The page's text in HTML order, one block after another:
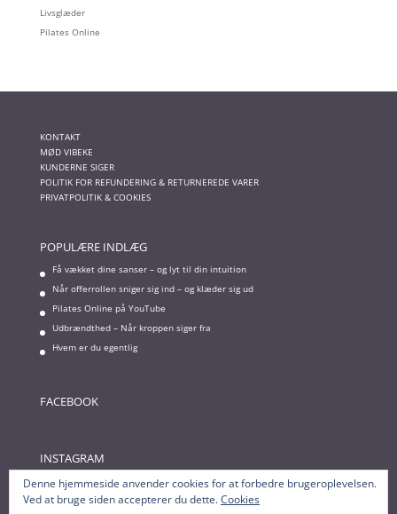
Livsglæder
Pilates Online
KONTAKT
MØD VIBEKE
KUNDERNE SIGER
POLITIK FOR REFUNDERING & RETURNEREDE VARER
PRIVATPOLITIK & COOKIES
POPULÆRE INDLÆG
Få vækket dine sanser – og lyt til din intuition
Når offerrollen sniger sig ind – og klæder sig ud
Pilates Online på YouTube
Udbrændthed – Når kroppen siger fra
Hvem er du egentlig
FACEBOOK
INSTAGRAM
Denne hjemmeside anvender cookies for at forbedre brugeroplevelsen.
Ved at bruge siden accepterer du dette.Cookies